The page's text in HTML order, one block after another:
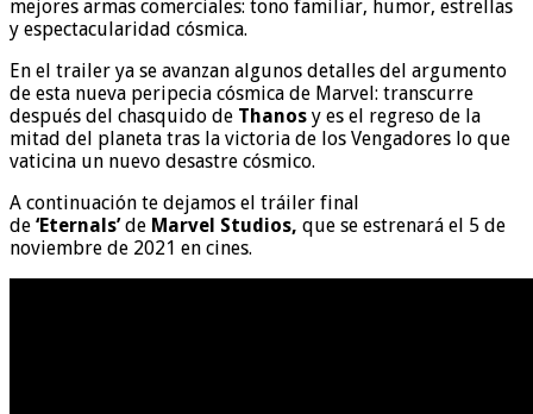
mejores armas comerciales: tono familiar, humor, estrellas
y espectacularidad cósmica.
En el trailer ya se avanzan algunos detalles del argumento
de esta nueva peripecia cósmica de Marvel: transcurre
después del chasquido de Thanos y es el regreso de la
mitad del planeta tras la victoria de los Vengadores lo que
vaticina un nuevo desastre cósmico.
A continuación te dejamos el tráiler final
de ‘Eternals’de Marvel Studios, que se estrenará el 5 de
noviembre de 2021 en cines.